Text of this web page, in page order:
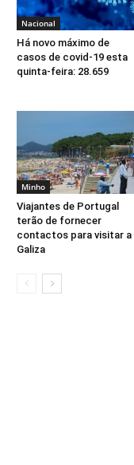
Nacional
Há novo máximo de
casos de covid-19 esta
quinta-feira: 28.659
Minho
Viajantes de Portugal
terão de fornecer
contactos para visitar a
Galiza